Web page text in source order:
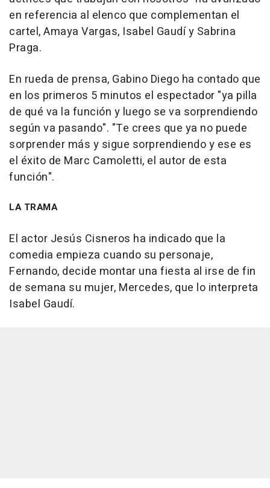
en referencia al elenco que complementan el
cartel, Amaya Vargas, Isabel Gaudí y Sabrina
Praga.
En rueda de prensa, Gabino Diego ha contado que
en los primeros 5 minutos el espectador "ya pilla
de qué va la función y luego se va sorprendiendo
según va pasando". "Te crees que ya no puede
sorprender más y sigue sorprendiendo y ese es
el éxito de Marc Camoletti, el autor de esta
función".
LA TRAMA
El actor Jesús Cisneros ha indicado que la
comedia empieza cuando su personaje,
Fernando, decide montar una fiesta al irse de fin
de semana su mujer, Mercedes, que lo interpreta
Isabel Gaudí.